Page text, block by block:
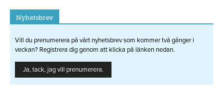
Nyhetsbrev
Vill du prenumerera på vårt nyhetsbrev som kommer två gånger i
veckan? Registrera dig genom att klicka på länken nedan.
Ja, tack, jag vill prenumerera.